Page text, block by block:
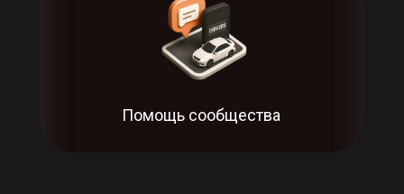
Помощь сообщества